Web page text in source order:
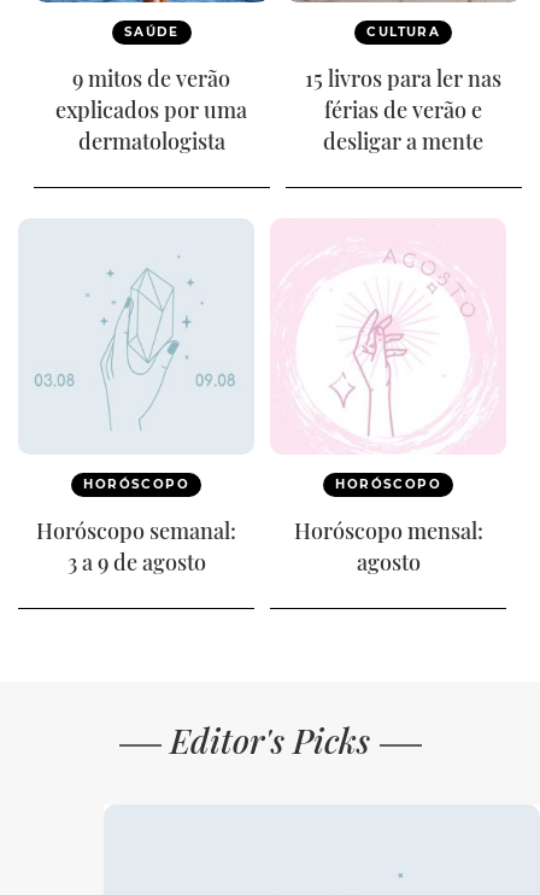
SAÚDE
9 mitos de verão
explicados por uma
dermatologista
CULTURA
15 livros para ler nas
férias de verão e
desligar a mente
HORÓSCOPO
Horóscopo semanal:
3 a 9 de agosto
HORÓSCOPO
Horóscopo mensal:
agosto
Editor's Picks